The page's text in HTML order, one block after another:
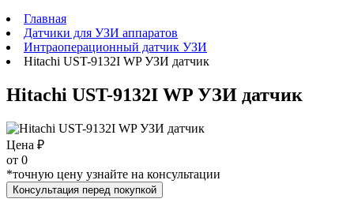
Главная
Датчики для УЗИ аппаратов
Интраоперационный датчик УЗИ
Hitachi UST-9132I WP УЗИ датчик
Hitachi UST-9132I WP УЗИ датчик
Цена ₽
от 0
*точную цену узнайте на консультации
Консультация перед покупкой